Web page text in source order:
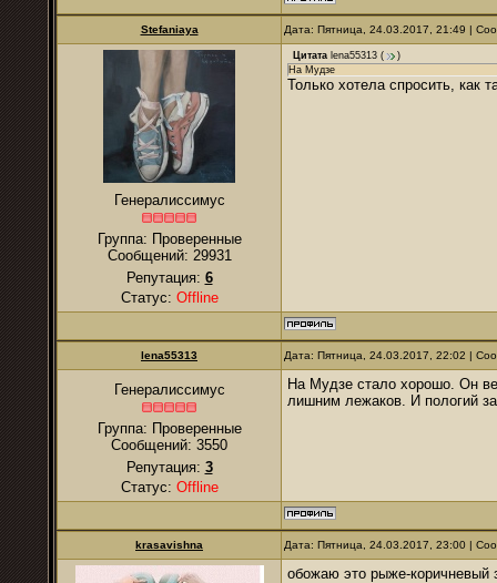
Stefaniaya Дата: Пятница, 24.03.2017, 21:49 |
Генералиссимус
Группа: Проверенные
Сообщений: 29931
Репутация: 6
Статус: Offline
Цитата lena55313 (
)
На Мудзе
Только хотела спросить, как
lena55313 Дата: Пятница, 24.03.2017, 22:02 |
Генералиссимус
Группа: Проверенные
Сообщений: 3550
Репутация: 3
Статус: Offline
На Мудзе стало хорошо. Он
лишним лежаков. И пологий
krasavishna Дата: Пятница, 24.03.2017, 23:00 |
обожаю это рыже-коричневый